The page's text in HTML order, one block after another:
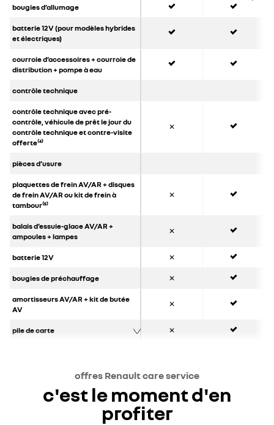
bougies d’allumage
batterie 12V (pour modèles hybrides
et électriques)
courroie d’accessoires + courroie de
distribution + pompe à eau
contrôle technique
contrôle technique avec pré-
contrôle, véhicule de prêt le jour du
contrôle technique et contre-visite
offerte⁽⁴⁾
✕
pièces d’usure
plaquettes de frein AV/AR + disques
de frein AV/AR ou kit de frein à
tambour⁽⁵⁾
✕
balais d’essuie-glace AV/AR +
ampoules + lampes
✕
batterie 12V ✕
bougies de préchauffage ✕
amortisseurs AV/AR + kit de butée
AV
✕
pile de carte ✕
offres Renault care service
c'est le moment d'en
profiter